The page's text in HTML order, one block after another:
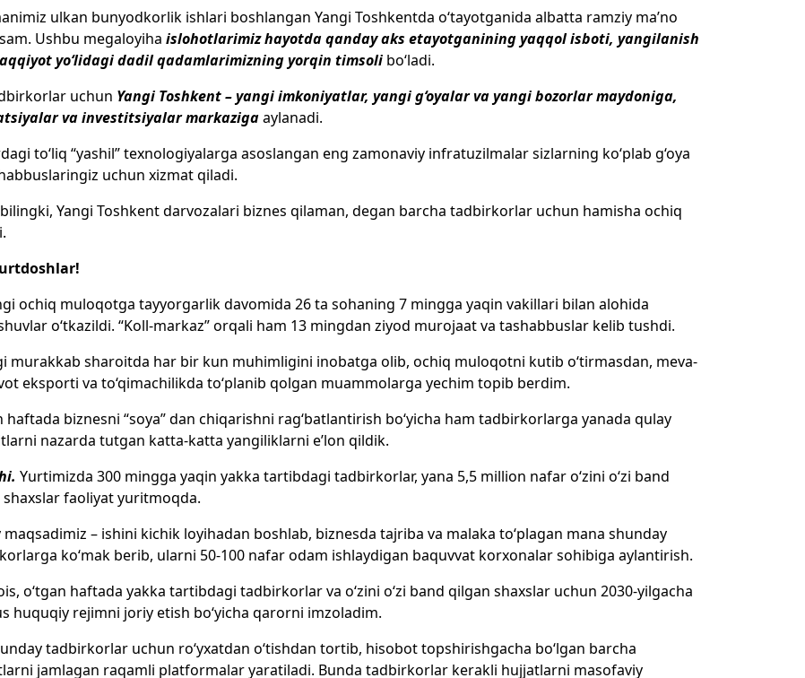
ulkan bunyodkorlik ishlari boshlangan Yangi Toshkentda o‘tayotganida albatta ramziy ma’no
Ushbu megaloyiha islohotlarimiz hayotda qanday aks etayotganining yaqqol isboti, yangilanish
yo‘lidagi dadil qadamlarimizning yorqin timsoli bo‘ladi.
uchun Yangi Toshkent – yangi imkoniyatlar, yangi g‘oyalar va yangi bozorlar maydoniga,
va investitsiyalar markazigaaylanadi.
to‘liq “yashil” texnologiyalarga asoslangan eng zamonaviy infratuzilmalar sizlarning ko‘plab g‘oya
uchun xizmat qiladi.
Yangi Toshkent darvozalari biznes qilaman, degan barcha tadbirkorlar uchun hamisha ochiq
ochiq muloqotga tayyorgarlik davomida 26 ta sohaning 7 mingga yaqin vakillari bilan alohida
o‘tkazildi. “Koll-markaz” orqali ham 13 mingdan ziyod murojaat va tashabbuslar kelib tushdi.
murakkab sharoitda har bir kun muhimligini inobatga olib, ochiq muloqotni kutib o‘tirmasdan, meva-
eksporti va to‘qimachilikda to‘planib qolgan muammolarga yechim topib berdim.
haftada biznesni “soya” dan chiqarishni rag‘batlantirish bo‘yicha ham tadbirkorlarga yanada qulay
nazarda tutgan katta-katta yangiliklarni e’lon qildik.
Yurtimizda 300 mingga yaqin yakka tartibdagi tadbirkorlar, yana 5,5 million nafar o‘zini o‘zi band
faoliyat yuritmoqda.
maqsadimiz – ishini kichik loyihadan boshlab, biznesda tajriba va malaka to‘plagan mana shunday
ko‘mak berib, ularni 50-100 nafar odam ishlaydigan baquvvat korxonalar sohibiga aylantirish.
o‘tgan haftada yakka tartibdagi tadbirkorlar va o‘zini o‘zi band qilgan shaxslar uchun 2030-yilgacha
huquqiy rejimni joriy etish bo‘yicha qarorni imzoladim.
tadbirkorlar uchun ro‘yxatdan o‘tishdan tortib, hisobot topshirishgacha bo‘lgan barcha
jamlagan raqamli platformalar yaratiladi. Bunda tadbirkorlar kerakli hujjatlarni masofaviy